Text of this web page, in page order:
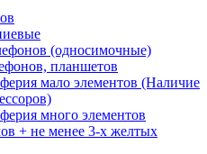
(односимочные)
планшетов
мало элементов (Наличие
много элементов
+ не менее 3-х желтых